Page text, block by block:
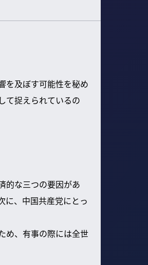
を及ぼす可能性を秘め
て捉えられているの
的な三つの要因があ
に、中国共産党にとっ
め、有事の際には全世